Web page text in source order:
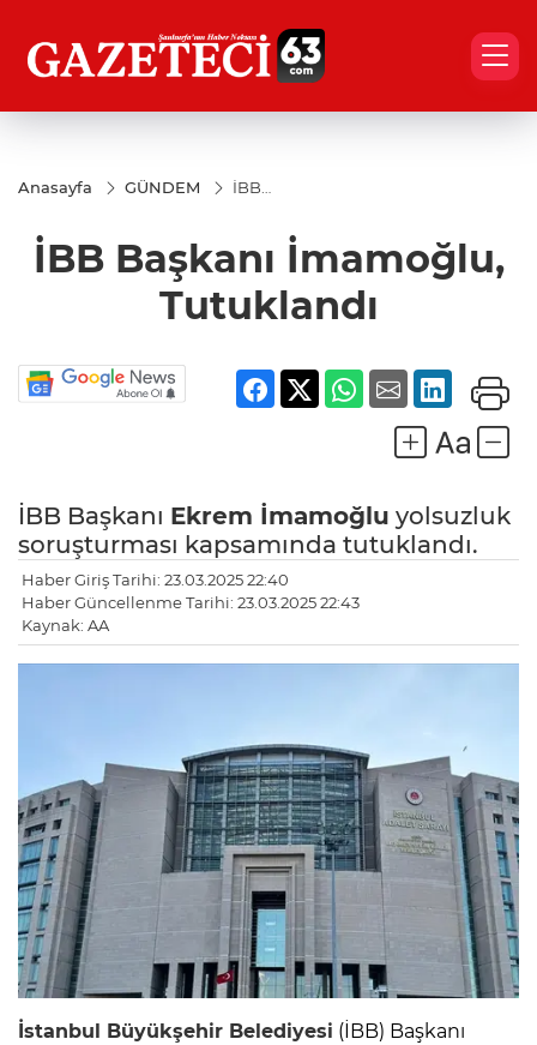
Anasayfa GÜNDEM
İBB
Tutuklandı
İBB Başkanı İmamoğlu,
Tutuklandı
İBB Başkanı Ekrem İmamoğlu yolsuzluk
soruşturması kapsamında tutuklandı.
Haber Giriş Tarihi: 23.03.2025 22:40
Haber Güncellenme Tarihi: 23.03.2025 22:43
Kaynak: AA
İstanbul Büyükşehir Belediyesi (İBB) Başkanı